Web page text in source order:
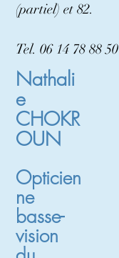
(partiel) et 82.
Tel. 06 14 78 88 50
Nathali
e
CHOKR
OUN
Opticien
ne
basse-
vision